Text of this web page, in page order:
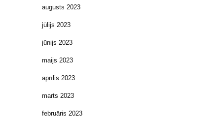
augusts 2023
jūlijs 2023
jūnijs 2023
maijs 2023
aprīlis 2023
marts 2023
februāris 2023